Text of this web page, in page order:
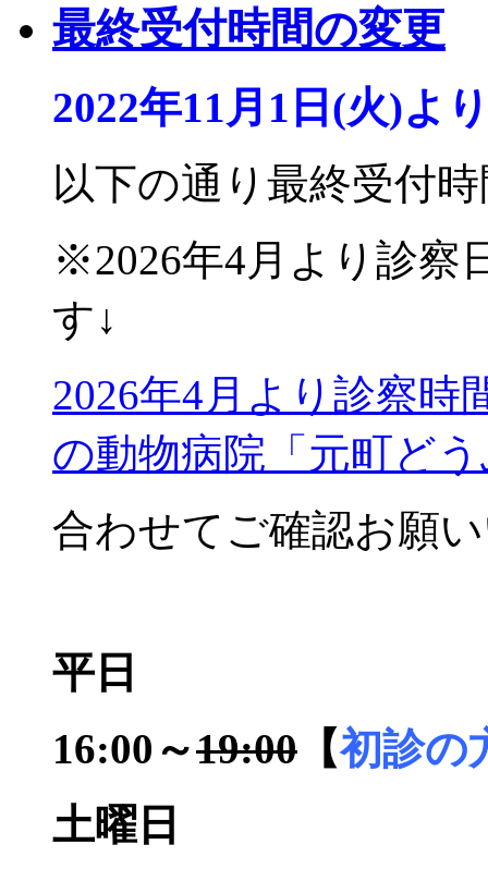
最終受付時間の変更
2022年11月1日(火)よ
以下の通り最終受付
※2026年4月より診察
す↓
2026年4月より診察時
の動物病院「元町ど
合わせてご確認お願
平日
16:00～19:00 【初診
土曜日